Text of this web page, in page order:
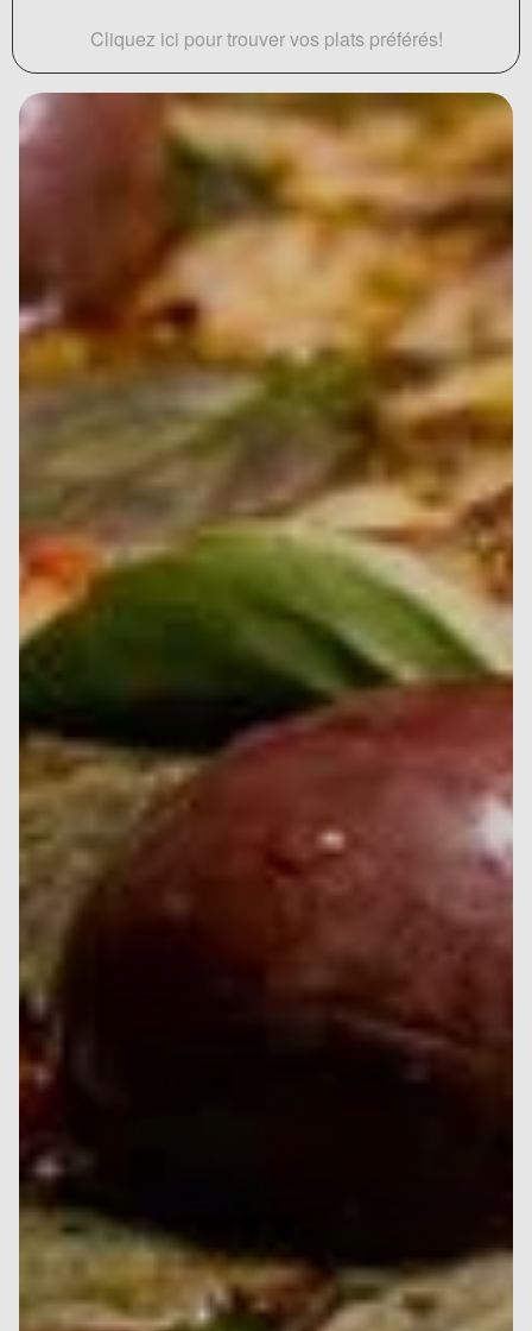
Cliquez ici pour trouver vos plats préférés!